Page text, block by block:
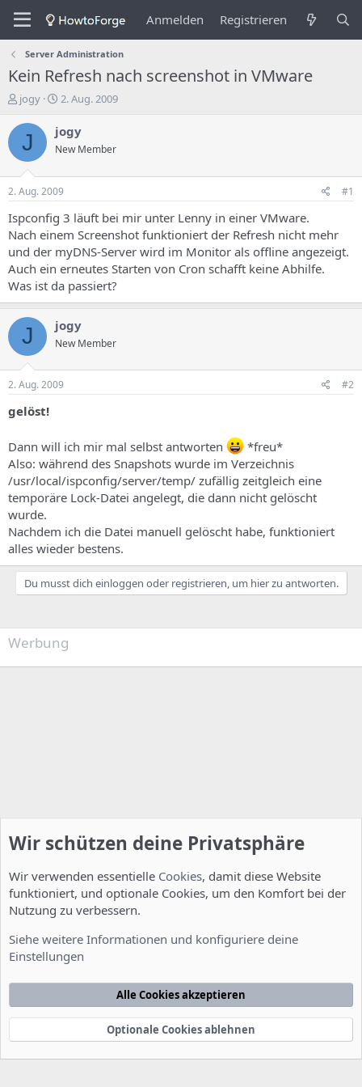
Anmelden Registrieren
Server Administration
Kein Refresh nach screenshot in VMware
E
s
e
l
e
r
d
e
s
T
h
e
m
s
jogy
E
s
e
l
u
n
s
d
a
t
u
2. Aug. 2009
J jogy
New Member
2. Aug. 2009 #1
Ispconfig 3 läuft bei mir unter Lenny in einer VMware.
Nach einem Screenshot funktioniert der Refresh nicht mehr
und der myDNS-Server wird im Monitor als offline angezeigt.
Auch ein erneutes Starten von Cron schafft keine Abhilfe.
Was ist da passiert?
J jogy
New Member
2. Aug. 2009 #2
gelöst!
Dann will ich mir mal selbst antworten
*freu*
Also: während des Snapshots wurde im Verzeichnis
/usr/local/ispconfig/server/temp/ zufällig zeitgleich eine
temporäre Lock-Datei angelegt, die dann nicht gelöscht
wurde.
Nachdem ich die Datei manuell gelöscht habe, funktioniert
alles wieder bestens.
Du musst dich einloggen oder registrieren, um hier zu antworten.
Werbung
Nutzungsbedingungen Datenschutzerklärung
Startseite
e
Community platform by XenForo® © 2010-2022 XenForo Ltd.
xenDach©2010-2014
Wir schützen deine Privatsphäre
Wir verwenden essentielle Cookies, damit diese Website
funktioniert, und optionale Cookies, um den Komfort bei der
Nutzung zu verbessern.
Siehe weitere Informationen und konfiguriere deine
Einstellungen
Alle Cookies akzeptieren
Optionale Cookies ablehnen